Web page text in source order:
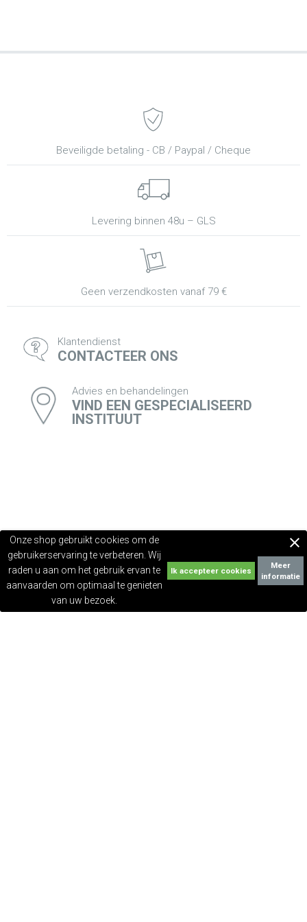
Onze shop gebruikt cookies om de
gebruikerservaring te verbeteren. Wij
raden u aan om het gebruik ervan te
aanvaarden om optimaal te genieten
van uw bezoek.
Meer
informatie

Beveiligde betaling - CB / Paypal / Cheque
Levering binnen 48u – GLS
Geen verzendkosten vanaf 79 €
Klantendienst
CONTACTEER ONS
Advies en behandelingen
VIND EEN GESPECIALISEERD
INSTITUUT